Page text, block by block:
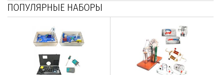
ПОПУЛЯРНЫЕ НАБОРЫ